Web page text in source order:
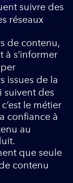
suivre des
réseaux
de contenu,
à s’informer
issues de la
suivent des
le métier
confiance à
au
que seule
contenu